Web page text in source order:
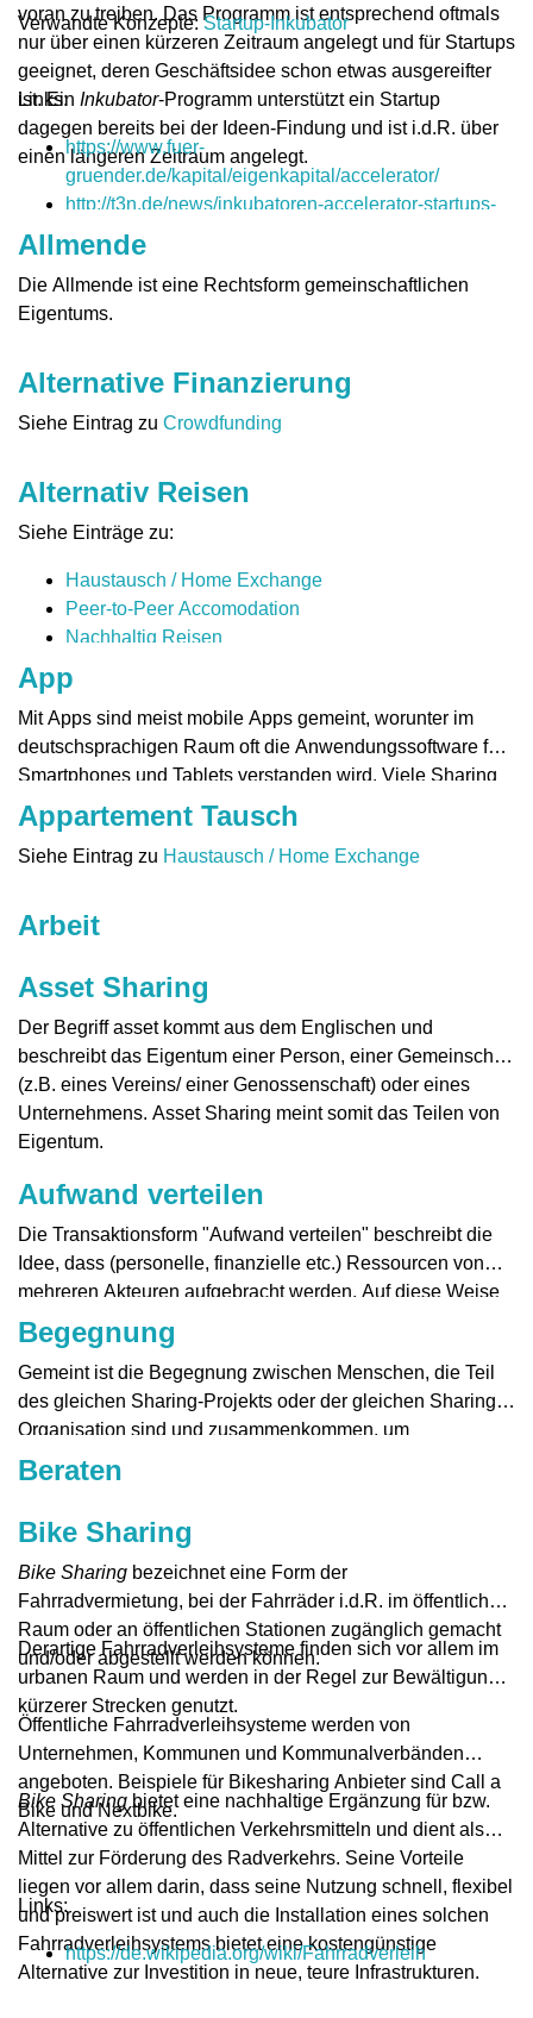
voran zu treiben. Das Programm ist entsprechend oftmals
nur über einen kürzeren Zeitraum angelegt und für Startups
geeignet, deren Geschäftsidee schon etwas ausgereifter
ist. Ein Inkubator-Programm unterstützt ein Startup
dagegen bereits bei der Ideen-Findung und ist i.d.R. über
einen längeren Zeitraum angelegt.
Verwandte Konzepte: Startup-Inkubator
Links:
https://www.fuer-
gruender.de/kapital/eigenkapital/accelerator/
http://t3n.de/news/inkubatoren-accelerator-startups-
deutschland-655475/
https://www.gruenderszene.de/lexikon/begriffe/
https://www.derbrutkasten.com/a/accelerator-
inkubator-unterschied/
Allmende
Die Allmende ist eine Rechtsform gemeinschaftlichen
Eigentums.
Alternative Finanzierung
Siehe Eintrag zu Crowdfunding
Alternativ Reisen
Siehe Einträge zu:
Haustausch / Home Exchange
Peer-to-Peer Accomodation
Nachhaltig Reisen
App
Mit Apps sind meist mobile Apps gemeint, worunter im
deutschsprachigen Raum oft die Anwendungssoftware für
Smartphones und Tablets verstanden wird. Viele Sharing
Organisationen verwenden Apps, um Nutzerinnen und
Nutzer zu erreichen.
Appartement Tausch
Siehe Eintrag zu Haustausch / Home Exchange
Arbeit
Asset Sharing
Der Begriff asset kommt aus dem Englischen und
beschreibt das Eigentum einer Person, einer Gemeinschaft
(z.B. eines Vereins/ einer Genossenschaft) oder eines
Unternehmens. Asset Sharing meint somit das Teilen von
Eigentum.
Aufwand verteilen
Die Transaktionsform "Aufwand verteilen" beschreibt die
Idee, dass (personelle, finanzielle etc.) Ressourcen von
mehreren Akteuren aufgebracht werden. Auf diese Weise
verteilt sich der Aufwand auf mehrere Akteure.
Ein Anwendungsfall ist das Crowdfunding, bei dem eine
Vielzahl von Investoren die finanziellen Ressourcen
aufbringt, um ein Projekt zu realisieren. Der
Finanzierungsaufwand wird damit auf viele Investoren
Begegnung
Gemeint ist die Begegnung zwischen Menschen, die Teil
des gleichen Sharing-Projekts oder der gleichen Sharing-
Organisation sind und zusammenkommen, um
Gegenstände zu teilen, ihre Zeit oder Fähigkeiten
tauschen sowie Unterstützung anbieten und somit eine
Beraten
Bike Sharing
Bike Sharing bezeichnet eine Form der
Fahrradvermietung, bei der Fahrräder i.d.R. im öffentlichen
Raum oder an öffentlichen Stationen zugänglich gemacht
und/oder abgestellt werden können.
Derartige Fahrradverleihsysteme finden sich vor allem im
urbanen Raum und werden in der Regel zur Bewältigung
kürzerer Strecken genutzt.
Öffentliche Fahrradverleihsysteme werden von
Unternehmen, Kommunen und Kommunalverbänden
angeboten. Beispiele für Bikesharing Anbieter sind Call a
Bike und Nextbike.
Bike Sharing bietet eine nachhaltige Ergänzung für bzw.
Alternative zu öffentlichen Verkehrsmitteln und dient als
Mittel zur Förderung des Radverkehrs. Seine Vorteile
liegen vor allem darin, dass seine Nutzung schnell, flexibel
und preiswert ist und auch die Installation eines solchen
Fahrradverleihsystems bietet eine kostengünstige
Alternative zur Investition in neue, teure Infrastrukturen.
Links:
https://de.wikipedia.org/wiki/Fahrradverleih